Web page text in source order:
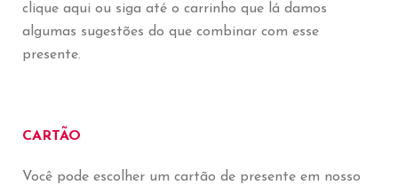
clique aqui ou siga até o carrinho que lá damos
algumas sugestões do que combinar com esse
presente.
CARTÃO
Você pode escolher um cartão de presente em nosso